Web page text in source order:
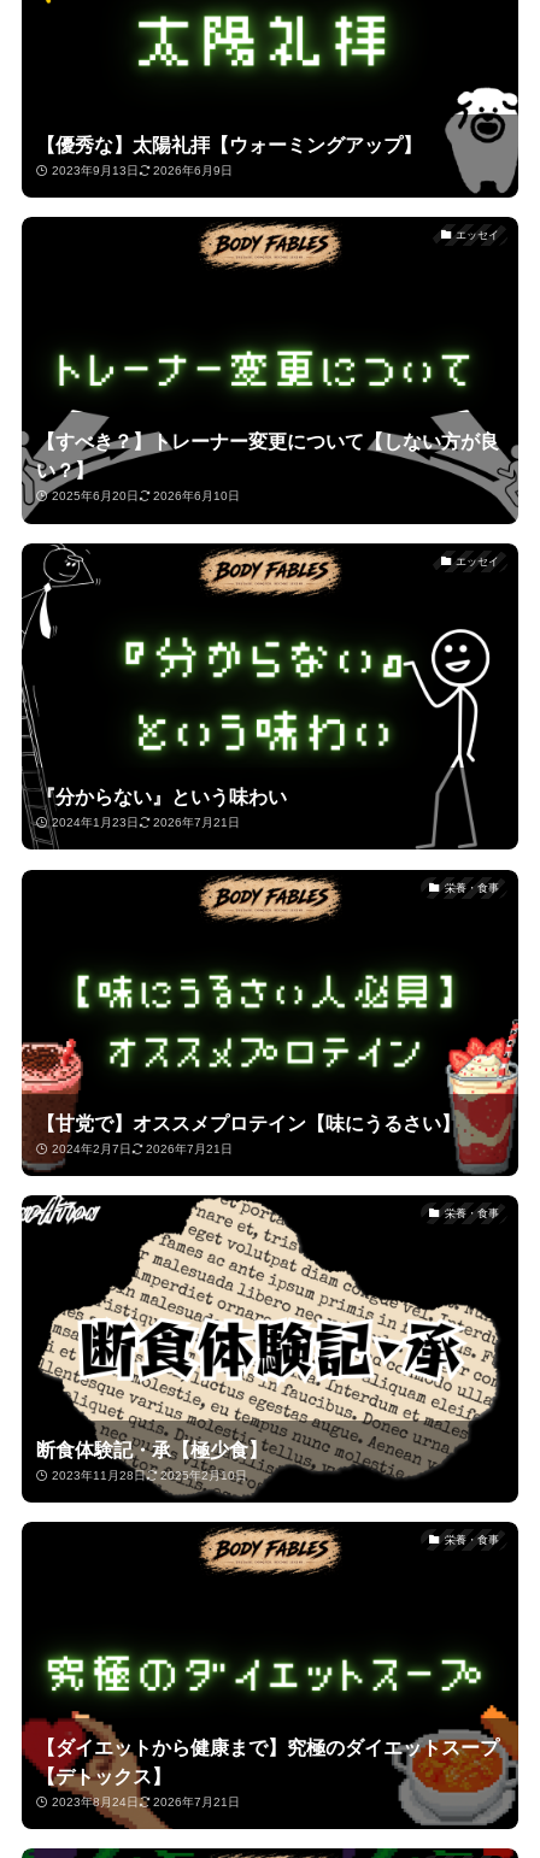
【優秀な】太陽礼拝【ウォーミングアップ】
2023年9月13日 2026年6月9日
エッセイ
【すべき？】トレーナー変更について【しない方が良
い？】
2025年6月20日 2026年6月10日
エッセイ
『分からない』という味わい
2024年1月23日 2026年7月21日
栄養・食事
【甘党で】オススメプロテイン【味にうるさい】
2024年2月7日 2026年7月21日
栄養・食事
断食体験記・承【極少食】
2023年11月28日 2025年2月10日
栄養・食事
【ダイエットから健康まで】究極のダイエットスープ
【デトックス】
2023年8月24日 2026年7月21日